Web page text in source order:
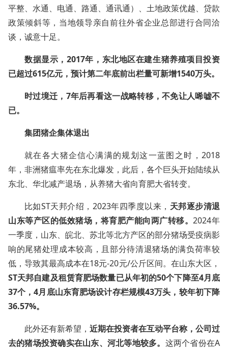
平整、水通、电通、路通、通讯通）、土地政策优越、贷款
政策倾斜等，当地领导亲自前往外省企业总部进行合同洽
谈，诚意十足。
数据显示，2017年，东北地区在建生猪养殖项目投资
已超过615亿元，预计第二年底前出栏量可新增1540万头。
时过境迁，7年后再看这一战略转移，不免让人唏嘘不
已。
集团猪企集体退出
就在各大猪企信心满满的规划这一蓝图之时，2018
年，非洲猪瘟率先在东北爆发，此后，各个巨头开始陆续从
东北、华北减产退场，从养猪大省向育肥大省转变。
比如ST天邦介绍，2023年四季度以来， 天邦逐步清退
山东等产区的低效猪场，将育肥产能向两广转移。2024年
一季度，山东、皖北、苏北等北方产区的部分猪场受疫病影
响的尾猪处理成本较高，且部分待清退猪场的满负荷率较
低，导致其最高成本在18元-20元/公斤区间。在山东大区，
ST天邦自建及租赁育肥场数量已从年初的50个下降至4月底
37个，4月底山东育肥场设计存栏规模43万头，较年初下降
36.57%。
此外还有新希望， 近期在投资者在互动平台称，公司过
去的猪场投资确实在山东、河北等地较多。 这两个省份在A